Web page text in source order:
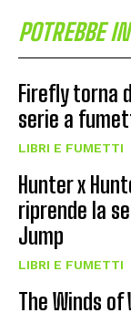
POTREBBE
Firefly torna
serie a
LIBRI E FUMETTI
Hunter x
riprende la
Jump
LIBRI E FUMETTI
The Winds